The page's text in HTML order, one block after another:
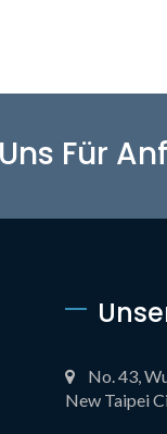
Für
No. 43,
New Taipei